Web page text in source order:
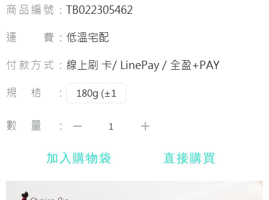
商品編號： TB022305462
運 費： 低溫宅配
付款方式： 線上刷 卡/ LinePay / 全盈+PAY
規格：
180g (±1
數量：
加入購物袋 直接購買